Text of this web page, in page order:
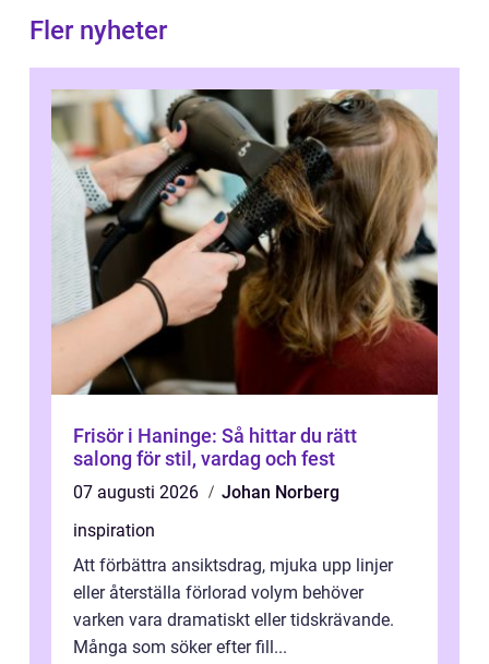
Fler nyheter
Frisör i Haninge: Så hittar du rätt
salong för stil, vardag och fest
07 augusti 2026
Johan Norberg
inspiration
Att förbättra ansiktsdrag, mjuka upp linjer
eller återställa förlorad volym behöver
varken vara dramatiskt eller tidskrävande.
Många som söker efter fill...